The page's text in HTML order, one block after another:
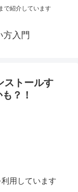
で紹介しています
方入門
ストールす
？！
用しています